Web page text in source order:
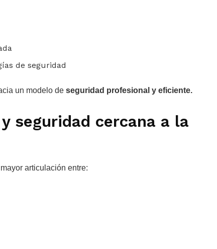
de seguridad
un modelo de seguridad profesional y eficiente.
seguridad cercana a la
articulación entre: